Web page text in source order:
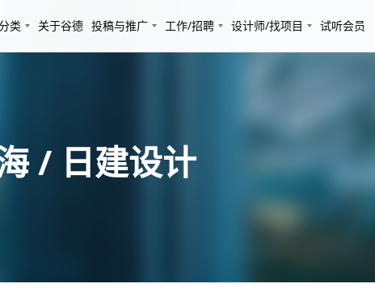
类 关于谷德 投稿与推广 工作/招聘 设计师/找项目 试听会员
/ 日建设计